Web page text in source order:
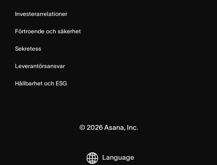
Investerarrelationer
Förtroende och säkerhet
Sekretess
Leverantörsansvar
Hållbarhet och ESG
© 2026Asana, Inc.
Language